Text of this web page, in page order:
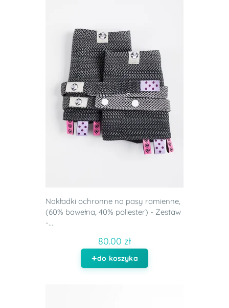
Nakładki ochronne na pasy ramienne,
(60% bawełna, 40% poliester) - Zestaw
-...
80.00 zł
do koszyka